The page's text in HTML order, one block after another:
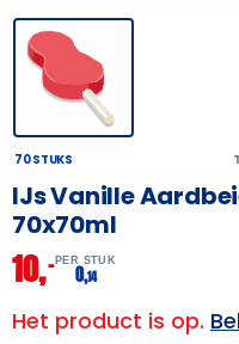
70 STUKS
IJs Vanille
70x70ml
10,– PER STUK
0,14
Het product is op.